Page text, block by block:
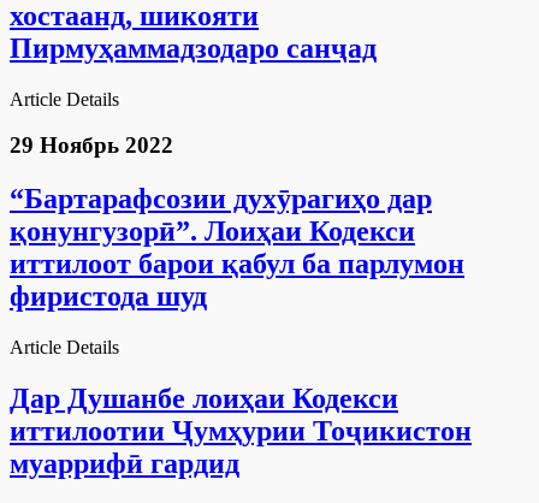
хостаанд, шикояти
Пирмуҳаммадзодаро санҷад
Article Details
29 Ноябрь 2022
“Бартарафсозии духӯрагиҳо дар
қонунгузорӣ”. Лоиҳаи Кодекси
иттилоот барои қабул ба парлумон
фиристода шуд
Article Details
Дар Душанбе лоиҳаи Кодекси
иттилоотии Ҷумҳурии Тоҷикистон
муаррифӣ гардид